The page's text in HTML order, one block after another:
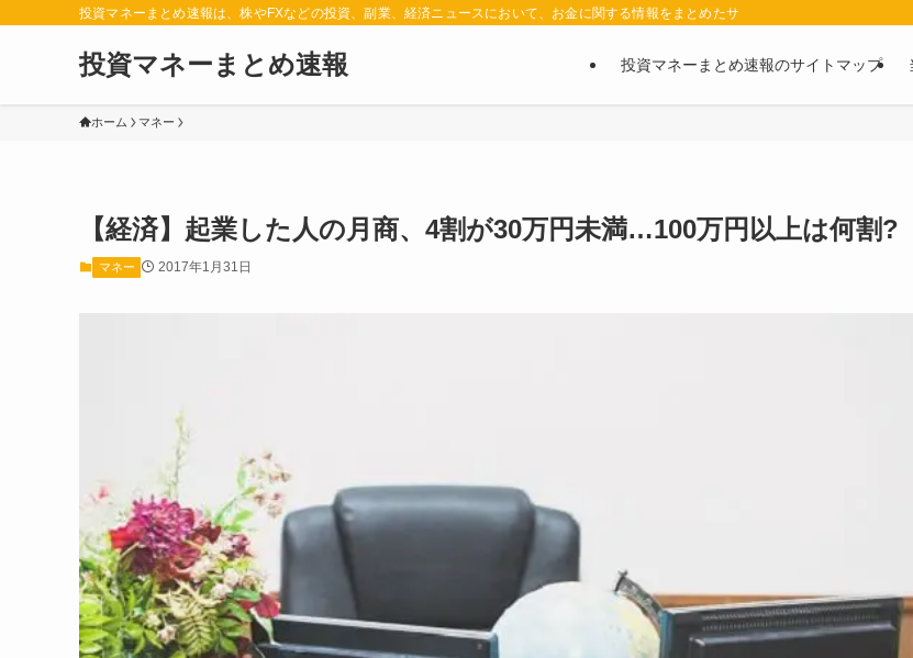
投資マネーまとめ速報は、株やFXなどの投資、副業、経済ニュースにおいて、お金に関する情報をまとめたサイトです。お金に関する情
投資マネーまとめ速報 投資マネーまとめ速報のサイトマップ
ホーム マネー
【経済】起業した人の月商、4割が30万円未満…100万円以上は何割?
マネー 2017年1月31日